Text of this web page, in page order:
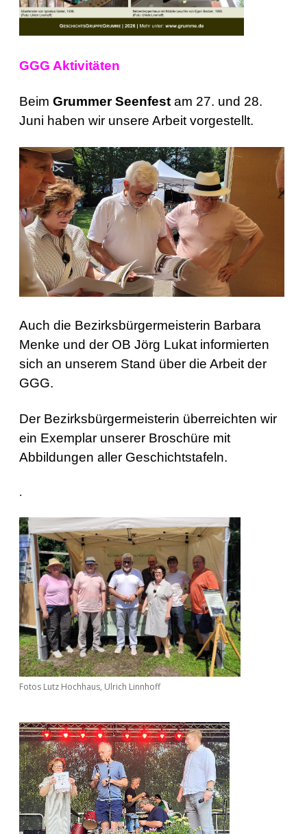
GGG Aktivitäten
Beim Grummer Seenfest am 27. und 28.
Juni haben wir unsere Arbeit vorgestellt.
Auch die Bezirksbürgermeisterin Barbara
Menke und der OB Jörg Lukat informierten
sich an unserem Stand über die Arbeit der
GGG.
Der Bezirksbürgermeisterin überreichten wir
ein Exemplar unserer Broschüre mit
Abbildungen aller Geschichtstafeln.
.
Fotos Lutz Hochhaus, Ulrich Linnhoff